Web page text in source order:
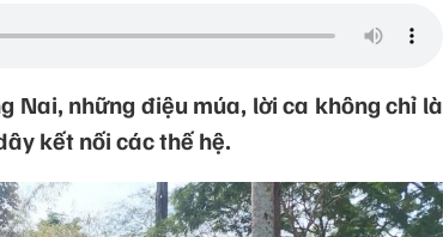
Nai, những điệu múa, lời ca không chỉ là
kết nối các thế hệ.